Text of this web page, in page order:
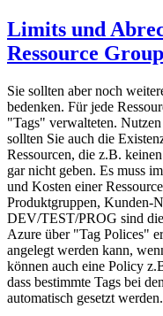
Limits und
Ressource
Sie sollten aber noch
bedenken. Für jede
"Tags" verwalteten.
sollten Sie auch die
Ressourcen, die z.B.
gar nicht geben. Es muss
und Kosten einer
Produktgruppen, Kunden-
DEV/TEST/PROG sind
Azure über "Tag Polices"
angelegt werden kann,
können auch eine Policy
dass bestimmte Tags bei
automatisch gesetzt werden.